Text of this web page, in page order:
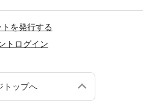
を発行する
トログイン
トップへ